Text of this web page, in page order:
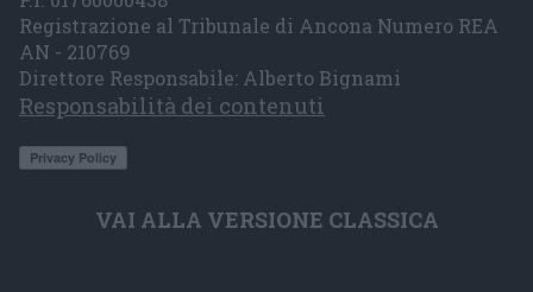
Registrazione al Tribunale di Ancona Numero REA
AN - 210769
Direttore Responsabile: Alberto Bignami
Responsabilità dei contenuti
VAI ALLA VERSIONE CLASSICA